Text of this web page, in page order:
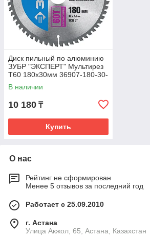
Диск пильный по алюминию
ЗУБР "ЭКСПЕРТ" Мультирез
T60 180x30мм 36907-180-30-
60_z01
В наличии
10 180 ₸
Купить
О нас
Рейтинг не сформирован
Менее 5 отзывов за последний год
Работает с 25.09.2010
г. Астана
Улица Акжол, 65, Астана, Казахстан